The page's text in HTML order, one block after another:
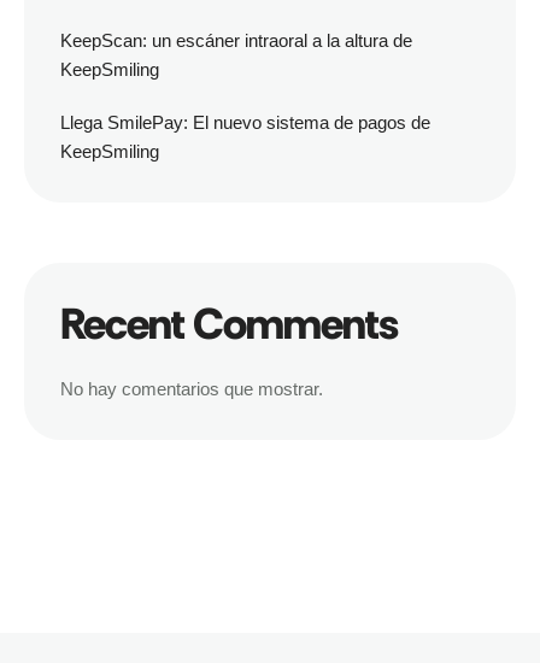
KeepScan: un escáner intraoral a la altura de
KeepSmiling
Llega SmilePay: El nuevo sistema de pagos de
KeepSmiling
Recent Comments
No hay comentarios que mostrar.